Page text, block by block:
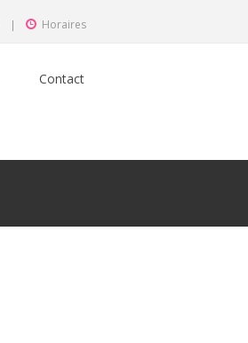
Horaires
Contact